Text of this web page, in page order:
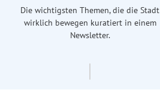
Die wichtigsten Themen, die die Stadt
wirklich bewegen kuratiert in einem
Newsletter.